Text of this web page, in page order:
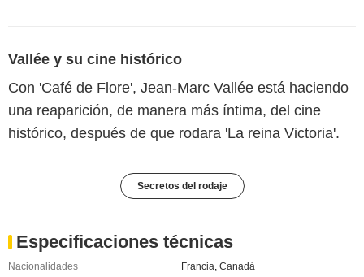
Vallée y su cine histórico
Con 'Café de Flore', Jean-Marc Vallée está haciendo
una reaparición, de manera más íntima, del cine
histórico, después de que rodara 'La reina Victoria'.
Secretos del rodaje
Especificaciones técnicas
Nacionalidades Francia, Canadá